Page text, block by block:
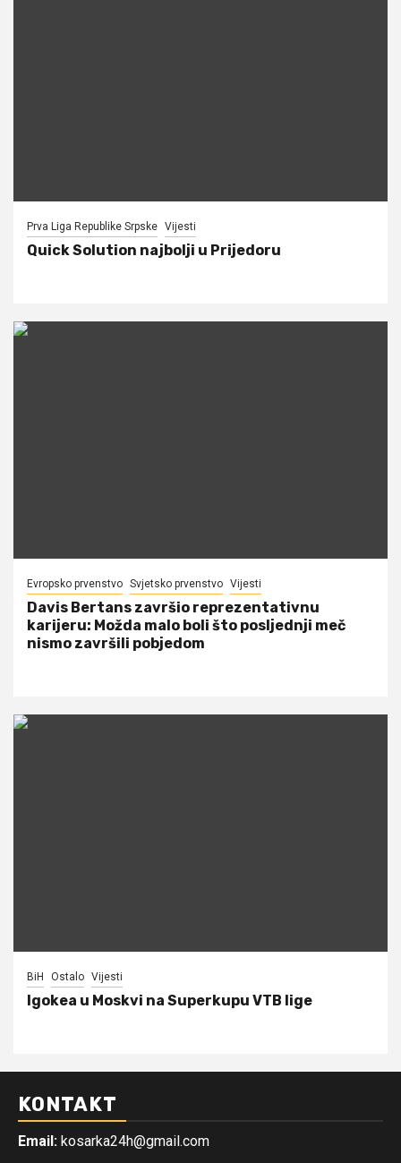
Prva Liga Republike Srpske Vijesti
Quick Solution najbolji u Prijedoru
Evropsko prvenstvo Svjetsko prvenstvo Vijesti
Davis Bertans završio reprezentativnu
karijeru: Možda malo boli što posljednji meč
nismo završili pobjedom
BiH Ostalo Vijesti
Igokea u Moskvi na Superkupu VTB lige
KONTAKT
Email: kosarka24h@gmail.com